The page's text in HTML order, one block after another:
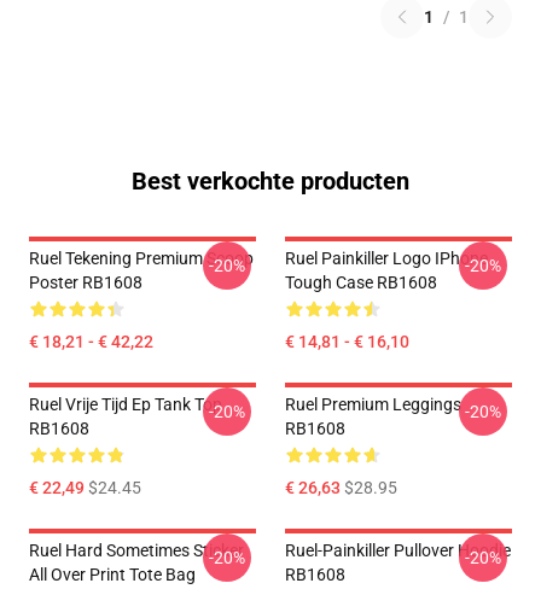
1 / 1
Best verkochte producten
Ruel Tekening Premium Scoop
Poster RB1608
€ 18,21 - € 42,22
-20%
Ruel Painkiller Logo IPhone
Tough Case RB1608
€ 14,81 - € 16,10
-20%
Ruel Vrije Tijd Ep Tank Top
RB1608
€ 22,49$24.45
-20%
Ruel Premium Leggings
RB1608
€ 26,63 $28.95
-20%
Ruel Hard Sometimes Sticker
All Over Print Tote Bag
-20%
Ruel-Painkiller Pullover Hoodie
RB1608
-20%